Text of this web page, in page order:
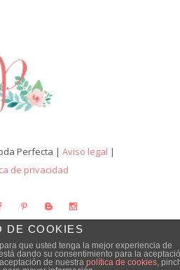
Perfecta | Aviso legal |
de privacidad
DE COOKIES
que usted tenga la mejor experiencia de
dando su consentimiento para la
de nuestra política de cookies,